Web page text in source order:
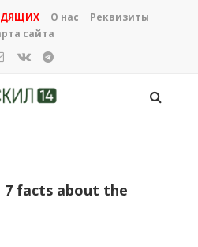
О нас
Реквизиты
сайта
7 facts about the